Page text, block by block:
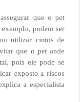
que o pet
podem ser
utilizar cintos de
que o pet ande
pois ele pode se
exposto a riscos
a especialista